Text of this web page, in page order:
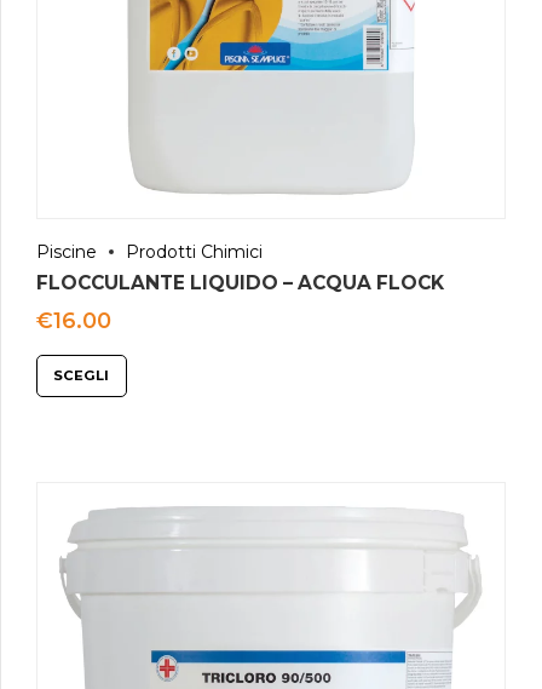
Piscine Prodotti Chimici
FLOCCULANTE LIQUIDO – ACQUA FLOCK
€16.00
SCEGLI